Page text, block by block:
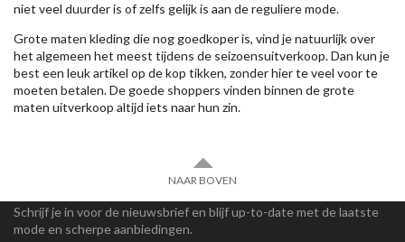
niet veel duurder is of zelfs gelijk is aan de reguliere mode.
Grote maten kleding die nog goedkoper is, vind je natuurlijk over
het algemeen het meest tijdens de seizoensuitverkoop. Dan kun je
best een leuk artikel op de kop tikken, zonder hier te veel voor te
moeten betalen. De goede shoppers vinden binnen de grote
maten uitverkoop altijd iets naar hun zin.
NAAR BOVEN
Schrijf je in voor de nieuwsbrief en blijf up-to-date met de laatste
mode en scherpe aanbiedingen.